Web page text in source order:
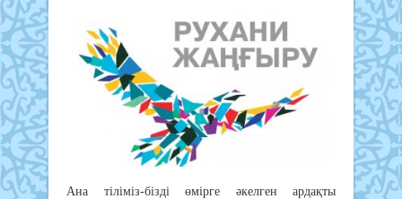
Ана тіліміз-бізді өмірге әкелген ардақты